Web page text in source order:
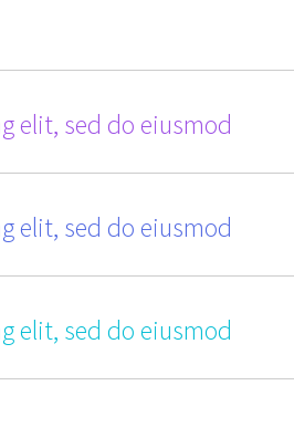
elit, sed do eiusmod
elit, sed do eiusmod
elit, sed do eiusmod